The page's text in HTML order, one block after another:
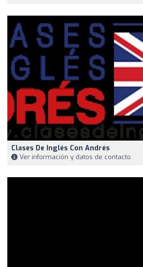
Clases De Inglés Con Andrés
Ver información y datos de contacto